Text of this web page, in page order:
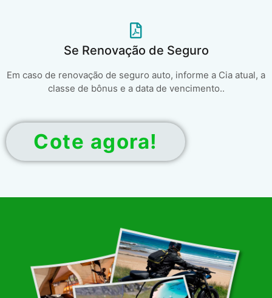
Se Renovação de Seguro
Em caso de renovação de seguro auto, informe a Cia atual, a
classe de bônus e a data de vencimento..
Cote agora!